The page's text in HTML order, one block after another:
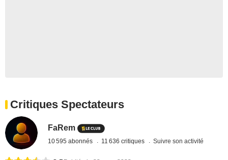
Critiques Spectateurs
FaRem
10 595 abonnés 11 636 critiques Suivre son activité